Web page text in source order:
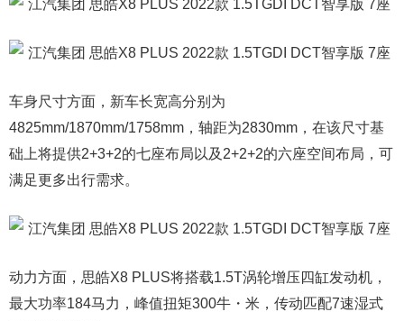
车身尺寸方面，新车长宽高分别为
4825mm/1870mm/1758mm，轴距为2830mm，在该尺寸基
础上将提供2+3+2的七座布局以及2+2+2的六座空间布局，可
满足更多出行需求。
动力方面，思皓X8 PLUS将搭载1.5T涡轮增压四缸发动机，
最大功率184马力，峰值扭矩300牛・米，传动匹配7速湿式